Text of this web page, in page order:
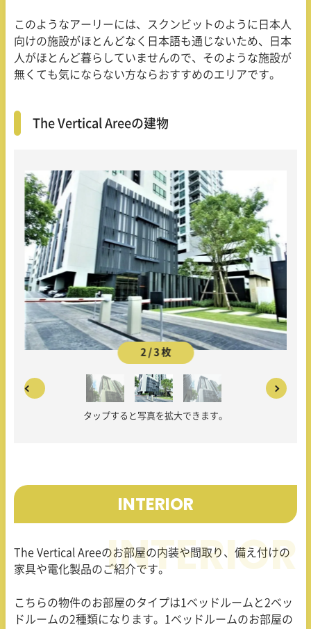
このようなアーリーには、スクンビットのように日本人
向けの施設がほとんどなく日本語も通じないため、日本
人がほとんど暮らしていませんので、そのような施設が
無くても気にならない方ならおすすめのエリアです。
The Vertical Areeの建物
2 / 3 枚
タップすると写真を拡大できます。
INTERIOR
The Vertical Areeのお部屋の内装や間取り、備え付けの
家具や電化製品のご紹介です。
こちらの物件のお部屋のタイプは1 ベッドルームと2ベッ
ドルームの2種類になります。 1 ベッドルームのお部屋の